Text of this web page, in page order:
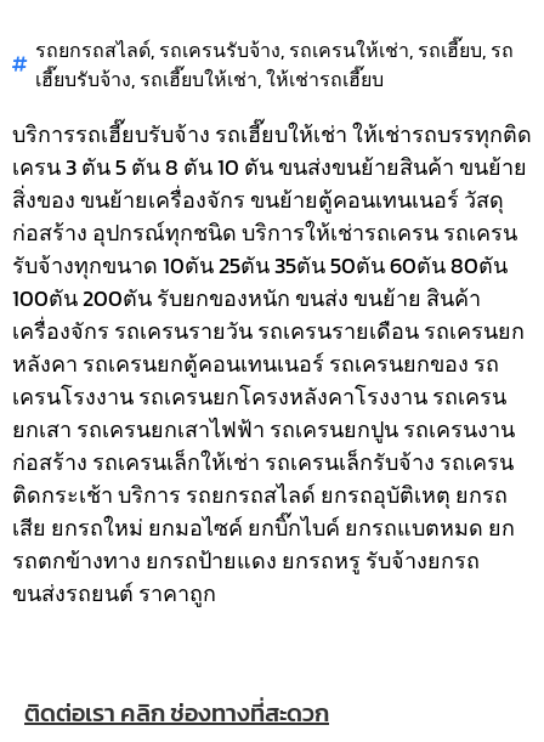
รถยกรถสไลด์, รถเครนรับจ้าง, รถเครนให้เช่า, รถเฮี๊ยบ, รถ
เฮี๊ยบรับจ้าง, รถเฮี๊ยบให้เช่า,ให้เช่ารถเฮี๊ยบ
บริการรถเฮี๊ยบรับจ้าง รถเฮี๊ยบให้เช่า ให้เช่ารถบรรทุกติด
เครน 3 ตัน 5 ตัน 8 ตัน 10 ตัน ขนส่งขนย้ายสินค้า ขนย้าย
สิ่งของ ขนย้ายเครื่องจักร ขนย้ายตู้คอนเทนเนอร์ วัสดุ
ก่อสร้าง อุปกรณ์ทุกชนิดบริการให้เช่ารถเครน รถเครน
รับจ้างทุกขนาด 10ตัน 25ตัน 35ตัน 50ตัน 60ตัน 80ตัน
100ตัน 200ตัน รับยกของหนัก ขนส่ง ขนย้าย สินค้า
เครื่องจักร รถเครนรายวัน รถเครนรายเดือน รถเครนยก
หลังคา รถเครนยกตู้คอนเทนเนอร์ รถเครนยกของ รถ
เครนโรงงาน รถเครนยกโครงหลังคาโรงงาน รถเครน
ยกเสา รถเครนยกเสาไฟฟ้า รถเครนยกปูน รถเครนงาน
ก่อสร้าง รถเครนเล็กให้เช่า รถเครนเล็กรับจ้าง รถเครน
ติดกระเช้าบริการ รถยกรถสไลด์ ยกรถอุบัติเหตุ ยกรถ
เสีย ยกรถใหม่ ยกมอไซค์ ยกบิ๊กไบค์ ยกรถแบตหมด ยก
รถตกข้างทาง ยกรถป้ายแดง ยกรถหรู รับจ้างยกรถ
ขนส่งรถยนต์ ราคาถูก
ติดต่อเรา คลิก ช่องทางที่สะดวก